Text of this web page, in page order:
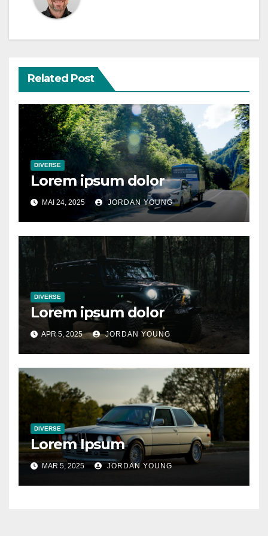
Related Post
DIVERSE
Lorem ipsum dolor
MAI 24, 2025 JORDAN YOUNG
DIVERSE
Lorem ipsum dolor
APR 5, 2025 JORDAN YOUNG
DIVERSE
Lorem Ipsum
MAR 5, 2025 JORDAN YOUNG